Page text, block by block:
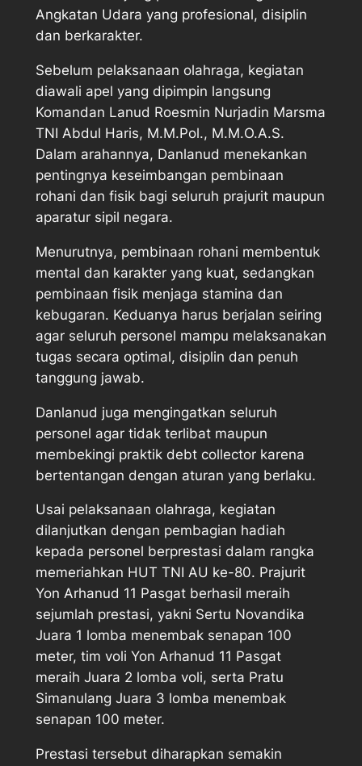
Angkatan Udara yang profesional, disiplin
dan berkarakter.
Sebelum pelaksanaan olahraga, kegiatan
diawali apel yang dipimpin langsung
Komandan Lanud Roesmin Nurjadin Marsma
TNI Abdul Haris, M.M.Pol., M.M.O.A.S.
Dalam arahannya, Danlanud menekankan
pentingnya keseimbangan pembinaan
rohani dan fisik bagi seluruh prajurit maupun
aparatur sipil negara.
Menurutnya, pembinaan rohani membentuk
mental dan karakter yang kuat, sedangkan
pembinaan fisik menjaga stamina dan
kebugaran. Keduanya harus berjalan seiring
agar seluruh personel mampu melaksanakan
tugas secara optimal, disiplin dan penuh
tanggung jawab.
Danlanud juga mengingatkan seluruh
personel agar tidak terlibat maupun
membekingi praktik debt collector karena
bertentangan dengan aturan yang berlaku.
Usai pelaksanaan olahraga, kegiatan
dilanjutkan dengan pembagian hadiah
kepada personel berprestasi dalam rangka
memeriahkan HUT TNI AU ke-80. Prajurit
Yon Arhanud 11 Pasgat berhasil meraih
sejumlah prestasi, yakni Sertu Novandika
Juara 1 lomba menembak senapan 100
meter, tim voli Yon Arhanud 11 Pasgat
meraih Juara 2 lomba voli, serta Pratu
Simanulang Juara 3 lomba menembak
senapan 100 meter.
Prestasi tersebut diharapkan semakin